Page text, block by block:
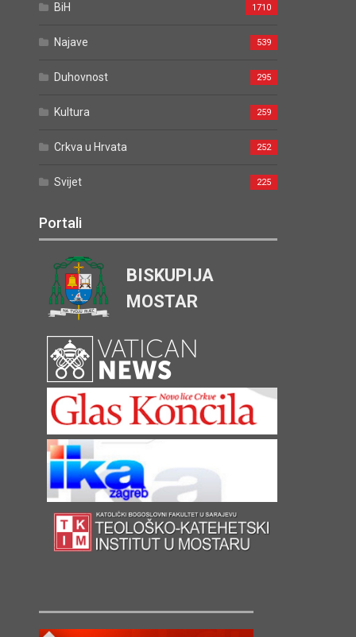
BiH 1710
Najave 539
Duhovnost 295
Kultura 259
Crkva u Hrvata 252
Svijet 225
Portali
BISKUPIJA
MOSTAR